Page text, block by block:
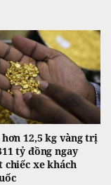
12,5 kg vàng trị
tỷ đồng ngay
xe khách